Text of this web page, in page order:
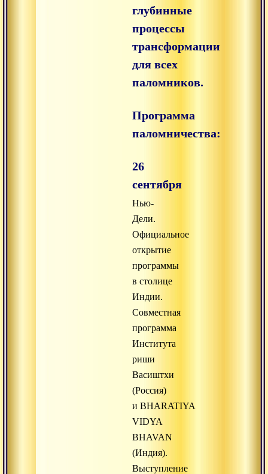
глубинные
процессы
трансформации
для всех
паломников.
Программа
паломничества:
26
сентября
Нью-
Дели.
Официальное
открытие
программы
в столице
Индии.
Совместная
программа
Института
риши
Васиштхи
(Россия)
и BHARATIYA
VIDYA
BHAVAN
(Индия).
Выступление